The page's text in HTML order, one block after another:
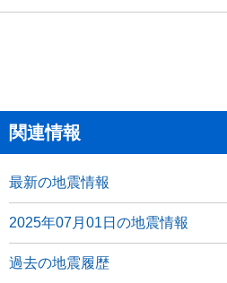
関連情報
最新の地震情報
2025年07月01日の地震情報
過去の地震履歴